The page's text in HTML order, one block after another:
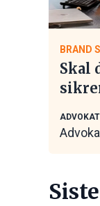
BRAND
Skal